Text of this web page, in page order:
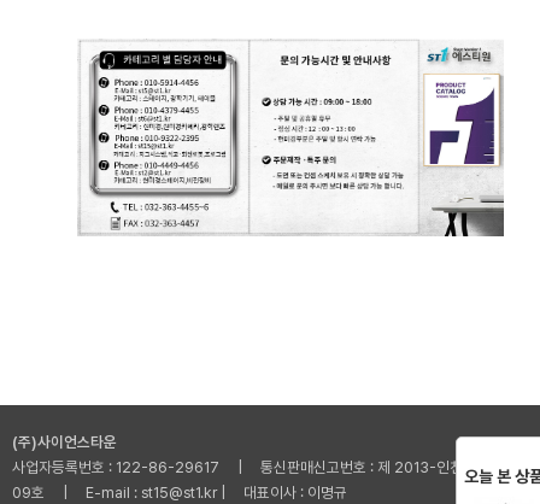
(주)사이언스타운
사업자등록번호 : 122-86-29617 | 통신판매신고번호 : 제 2013-인천부평-001
09호 | E-mail : st15@st1.kr | 대표이사 : 이명규
오늘 본 상